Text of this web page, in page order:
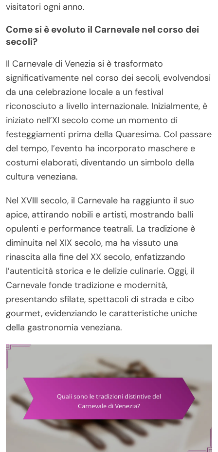
visitatori ogni anno.
Come si è evoluto il Carnevale nel corso dei
secoli?
Il Carnevale di Venezia si è trasformato
significativamente nel corso dei secoli, evolvendosi
da una celebrazione locale a un festival
riconosciuto a livello internazionale. Inizialmente, è
iniziato nell’XI secolo come un momento di
festeggiamenti prima della Quaresima. Col passare
del tempo, l’evento ha incorporato maschere e
costumi elaborati, diventando un simbolo della
cultura veneziana.
Nel XVIII secolo, il Carnevale ha raggiunto il suo
apice, attirando nobili e artisti, mostrando balli
opulenti e performance teatrali. La tradizione è
diminuita nel XIX secolo, ma ha vissuto una
rinascita alla fine del XX secolo, enfatizzando
l’autenticità storica e le delizie culinarie. Oggi, il
Carnevale fonde tradizione e modernità,
presentando sfilate, spettacoli di strada e cibo
gourmet, evidenziando le caratteristiche uniche
della gastronomia veneziana.